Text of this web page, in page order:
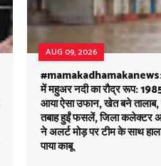
AUG 09, 2026
#mamakadhamakanews:
में महुअर नदी का रौद्र रूप:
आया ऐसा उफान, खेत बने तालाब,
तबाह हुईं फसलें, जिला कलेक्टर
ने अलर्ट मोड़ पर टीम के साथ
पाया काबू